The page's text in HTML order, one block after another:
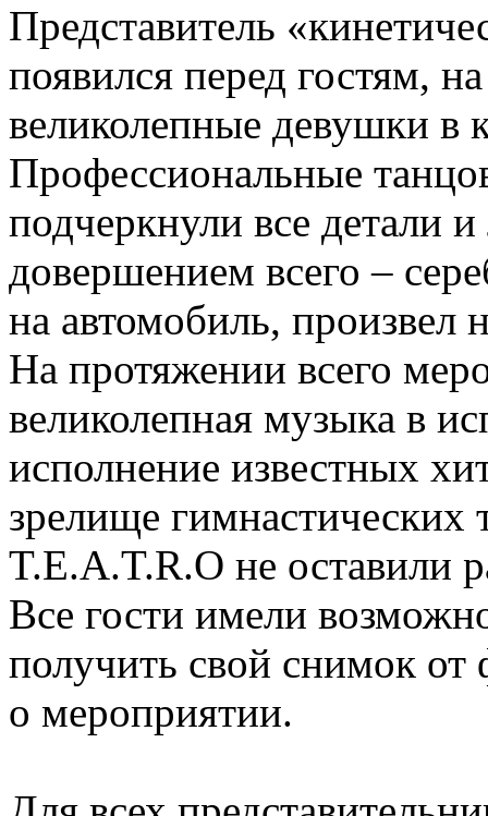
Представитель
появился перед гостям,
великолепные девушки
Профессиональные
подчеркнули все детали
довершением всего –
на автомобиль,
На протяжении всего
великолепная музыка в
исполнение известных
зрелище
T.E.A.T.R.O не оставили
Все гости имели
получить свой снимок от
о мероприятии.